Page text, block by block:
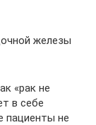
железы
«рак не
в себе
пациенты не